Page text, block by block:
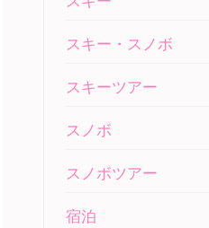
スキー・スノボ
スキーツアー
スノボ
スノボツアー
宿泊